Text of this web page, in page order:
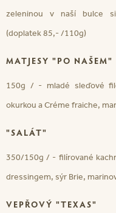
zeleninou v naší bulce
(doplatek 85,- /110g)
MATJESY "PO NAŠEM"
150g / - mladé sleďové
okurkou a Créme fraiche,
"SALÁT"
350/150g / - filírované
dressingem, sýr Brie,
VEPŘOVÝ "TEXAS"